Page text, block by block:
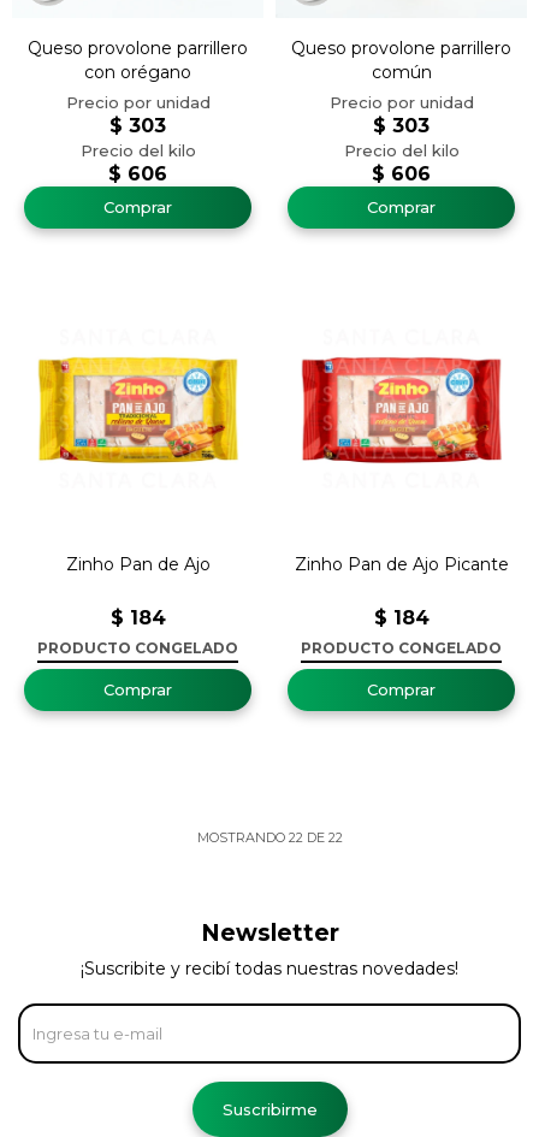
Queso provolone parrillero
con orégano
$ 606
$ 303
Queso provolone parrillero
común
$ 606
$ 303
Zinho Pan de Ajo
$ 184
PRODUCTO CONGELADO
Zinho Pan de Ajo Picante
$ 184
PRODUCTO CONGELADO
MOSTRANDO 22DE 22
Newsletter
¡Suscribite y recibí todas nuestras novedades!
Suscribirme